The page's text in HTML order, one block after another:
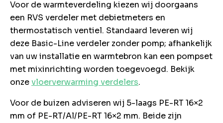
Voor de warmteverdeling kiezen wij doorgaans
een RVS verdeler met debietmeters en
thermostatisch ventiel. Standaard leveren wij
deze Basic-Line verdeler zonder pomp; afhankelijk
van uw installatie en warmtebron kan een pompset
met mixinrichting worden toegevoegd. Bekijk
onzevloerverwarming verdelers.
Voor de buizen adviseren wij 5-laags PE-RT 16×2
mm of PE-RT/Al/PE-RT 16×2 mm. Beide zijn